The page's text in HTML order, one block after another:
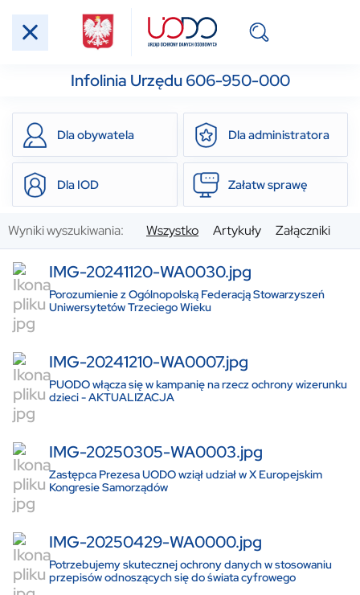
Infolinia Urzędu 606-950-000
Dla obywatela Dla administratora
Dla IOD Załatw sprawę
Wyniki wyszukiwania: Wszystko Artykuły Załączniki
IMG-20241120-WA0030.jpg
Porozumienie z Ogólnopolską Federacją Stowarzyszeń
Uniwersytetów Trzeciego Wieku
IMG-20241210-WA0007.jpg
PUODO włącza się w kampanię na rzecz ochrony wizerunku
dzieci - AKTUALIZACJA
IMG-20250305-WA0003.jpg
Zastępca Prezesa UODO wziął udział w X Europejskim
Kongresie Samorządów
IMG-20250429-WA0000.jpg
Potrzebujemy skutecznej ochrony danych w stosowaniu
przepisów odnoszących się do świata cyfrowego